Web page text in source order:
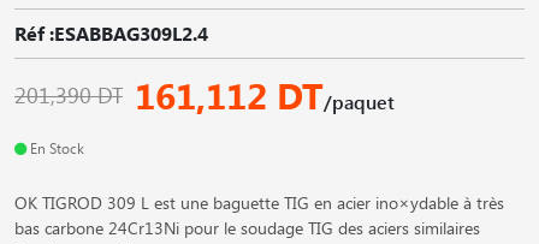
Réf :ESABBAG309L2.4
201,390 DT 161,112 DT/paquet
En Stock
OK TIGROD 309 L est une baguette TIG en acier ino×ydable à très
bas carbone 24Cr13Ni pour le soudage TIG des aciers similaires